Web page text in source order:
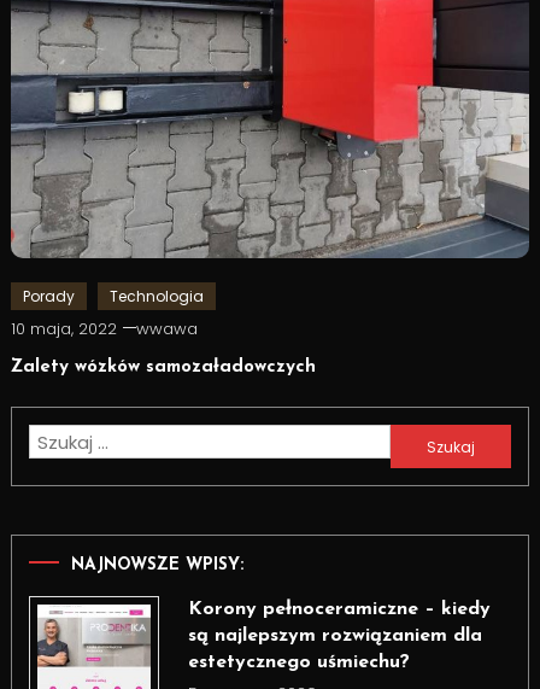
Porady Technologia
10 maja, 2022 wwawa
Zalety wózków samozaładowczych
Szukaj:
NAJNOWSZE WPISY:
Korony pełnoceramiczne – kiedy
są najlepszym rozwiązaniem dla
estetycznego uśmiechu?